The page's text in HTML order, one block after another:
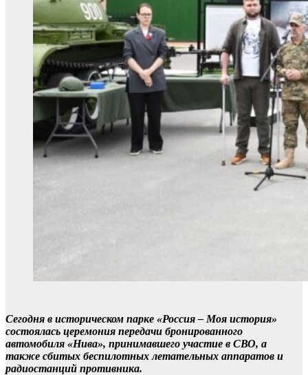
Сегодня в историческом парке «Россия – Моя история»
состоялась церемония передачи бронированного
автомобиля «Нива», принимавшего участие в СВО, а
также сбитых беспилотных летательных аппаратов и
радиостанций противника.